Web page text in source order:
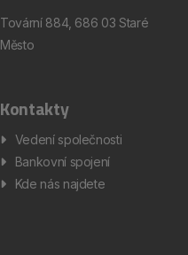
Tovární 884, 686 03 Staré
Město
Kontakty
Vedení společnosti
Bankovní spojení
Kde nás najdete